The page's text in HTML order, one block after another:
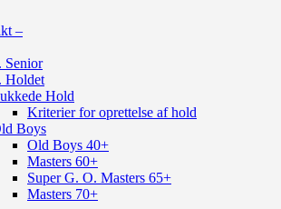
–
Senior
Holdet
Hold
Kriterier for oprettelse af hold
Boys
Old Boys 40+
Masters 60+
Super G. O. Masters 65+
Masters 70+